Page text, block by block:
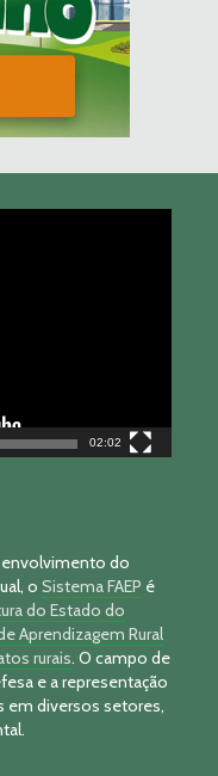
02:02
do
o Sistema FAEP é
do Estado do
Aprendizagem Rural
rurais. O campo de
e a representação
em diversos setores,